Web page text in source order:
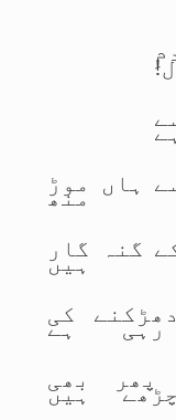
ہاں موڑ
گنہ گار
کی
ہے
پھر بھی
ہیں